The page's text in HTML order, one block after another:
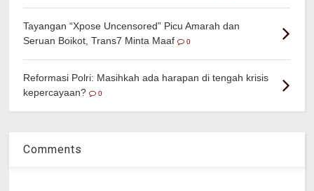
Tayangan “Xpose Uncensored” Picu Amarah dan
Seruan Boikot, Trans7 Minta Maaf
0
Reformasi Polri: Masihkah ada harapan di tengah krisis
kepercayaan?
0
Comments